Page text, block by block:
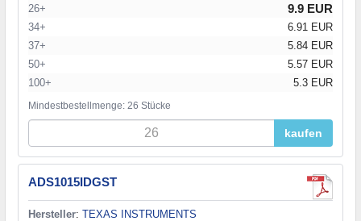
26+ 9.9 EUR
34+
6.91 EUR
37+
5.84 EUR
50+
5.57 EUR
100+
5.3 EUR
Mindestbestellmenge: 26 Stücke
kaufen
ADS1015IDGST
Hersteller: TEXAS INSTRUMENTS